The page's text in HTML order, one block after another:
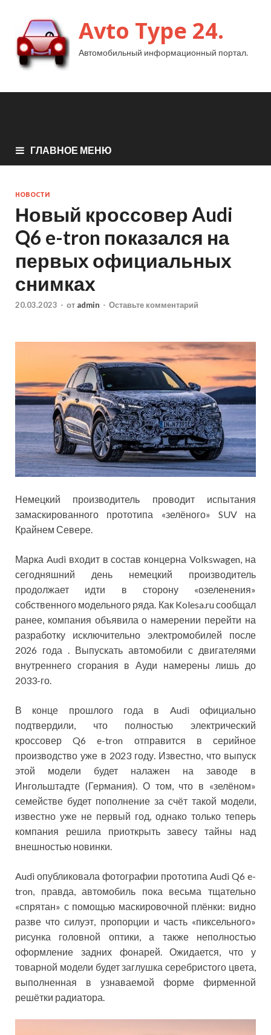
Avto Type 24.
Автомобильный информационный портал.
ГЛАВНОЕ МЕНЮ
НОВОСТИ
Новый кроссовер Audi
Q6 e-tron показался на
первых официальных
снимках
20.03.2023 - от admin - Оставьте комментарий
Немецкий производитель проводит испытания
замаскированного прототипа «зелёного» SUV на
Крайнем Севере.
Марка Audi входит в состав концерна Volkswagen, на
сегодняшний день немецкий производитель
продолжает идти в сторону «озеленения»
собственного модельного ряда. Как Kolesa.ru сообщал
ранее, компания объявила о намерении перейти на
разработку исключительно электромобилей после
2026 года . Выпускать автомобили с двигателями
внутреннего сгорания в Ауди намерены лишь до
2033-го.
В конце прошлого года в Audi официально
подтвердили, что полностью электрический
кроссовер Q6 e-tron отправится в серийное
производство уже в 2023 году. Известно, что выпуск
этой модели будет налажен на заводе в
Ингольштадте (Германия). О том, что в «зелёном»
семействе будет пополнение за счёт такой модели,
известно уже не первый год, однако только теперь
компания решила приоткрыть завесу тайны над
внешностью новинки.
Audi опубликовала фотографии прототипа Audi Q6 e-
tron, правда, автомобиль пока весьма тщательно
«спрятан» с помощью маскировочной плёнки: видно
разве что силуэт, пропорции и часть «пиксельного»
рисунка головной оптики, а также неполностью
оформление задних фонарей. Ожидается, что у
товарной модели будет заглушка серебристого цвета,
выполненная в узнаваемой форме фирменной
решётки радиатора.